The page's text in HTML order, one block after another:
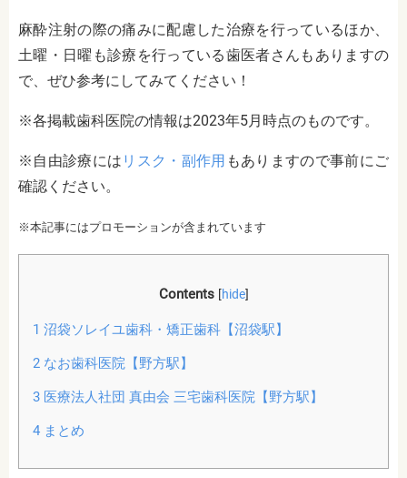
麻酔注射の際の痛みに配慮した治療を行っているほか、
土曜・日曜も診療を行っている歯医者さんもありますの
で、ぜひ参考にしてみてください！
※各掲載歯科医院の情報は2023年5月時点のものです。
※自由診療には リスク・副作用 もありますので事前にご
確認ください。
※本記事にはプロモーションが含まれています
Contents [hide]
1 沼袋ソレイユ歯科・矯正歯科【沼袋駅】
2なお歯科医院【野方駅】
3医療法人社団 真由会 三宅歯科医院【野方駅】
4まとめ